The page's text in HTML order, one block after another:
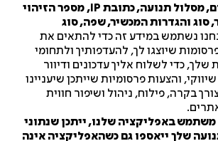
תנועה, כתובתIP, מספר הזיהוי
המכשיר, שפה, סוג
במידע זה כדי להתאים את
שיוצגו לך, להעדפותיך ולתחומי
כדי לשלוח אליך עדכונים ודיוור
והצעות פרסומיות שייתכן שיעניינו
פילוח, ניהול ושיפור חווית
באפליקציה שלנו, ייתכן שנתוני
שלך ייאספו גם כשהאפליקציה אינה